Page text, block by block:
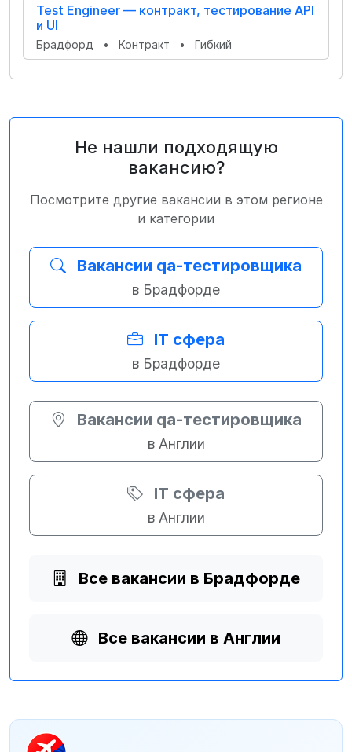
Test Engineer — контракт, тестирование API
и UI
Брадфорд • Контракт • Гибкий
Не нашли подходящую
вакансию?
Посмотрите другие вакансии в этом регионе
и категории
Вакансии qa-тестировщика
в Брадфорде
IT сфера
в Брадфорде
Вакансии qa-тестировщика
в Англии
IT сфера
в Англии
Все вакансии в Брадфорде
Все вакансии в Англии